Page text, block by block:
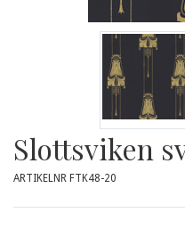
Slottsviken
ARTIKELNR FTK48-20